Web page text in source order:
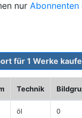
nur Abonnenten
Technik
öl 0